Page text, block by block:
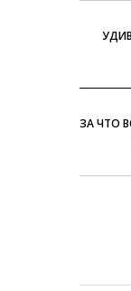
ЗА ЧТО